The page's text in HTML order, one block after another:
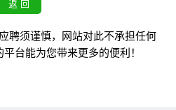
聘须谨慎，网站对此不承担任何
台能为您带来更多的便利！